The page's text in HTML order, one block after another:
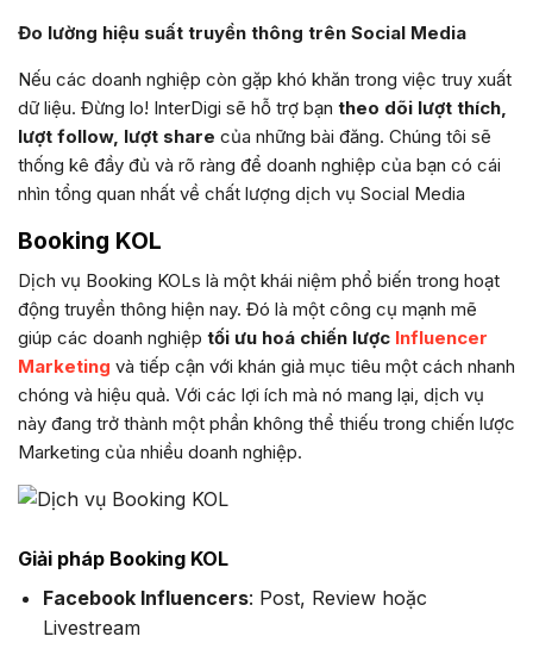
Đo lường hiệu suất truyền thông trên Social Media
Nếu các doanh nghiệp còn gặp khó khăn trong việc truy xuất
dữ liệu. Đừng lo! InterDigi sẽ hỗ trợ bạn theo dõi lượt thích,
lượt follow, lượt share của những bài đăng. Chúng tôi sẽ
thống kê đầy đủ và rõ ràng để doanh nghiệp của bạn có cái
nhìn tổng quan nhất về chất lượng dịch vụ Social Media
Booking KOL
Dịch vụ Booking KOLs là một khái niệm phổ biến trong hoạt
động truyền thông hiện nay. Đó là một công cụ mạnh mẽ
giúp các doanh nghiệp tối ưu hoá chiến lược Influencer
Marketing và tiếp cận với khán giả mục tiêu một cách nhanh
chóng và hiệu quả. Với các lợi ích mà nó mang lại, dịch vụ
này đang trở thành một phần không thể thiếu trong chiến lược
Marketing của nhiều doanh nghiệp.
Giải pháp Booking KOL
Facebook Influencers: Post, Review hoặc
Livestream